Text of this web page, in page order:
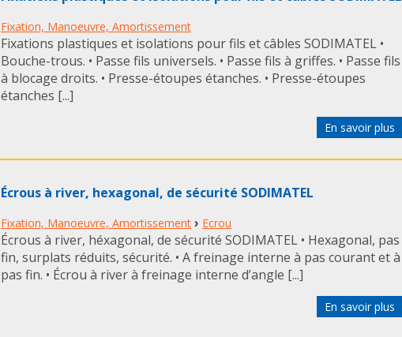
Fixation, Manoeuvre, Amortissement
Fixations plastiques et isolations pour fils et câbles SODIMATEL •
Bouche-trous. • Passe fils universels. • Passe fils à griffes. • Passe fils
à blocage droits. • Presse-étoupes étanches. • Presse-étoupes
étanches [...]
En savoir plus
Écrous à river, hexagonal, de sécurité SODIMATEL
Fixation, Manoeuvre, Amortissement › Ecrou
Écrous à river, héxagonal, de sécurité SODIMATEL • Hexagonal, pas
fin, surplats réduits, sécurité. • A freinage interne à pas courant et à
pas fin. • Écrou à river à freinage interne d’angle [...]
En savoir plus